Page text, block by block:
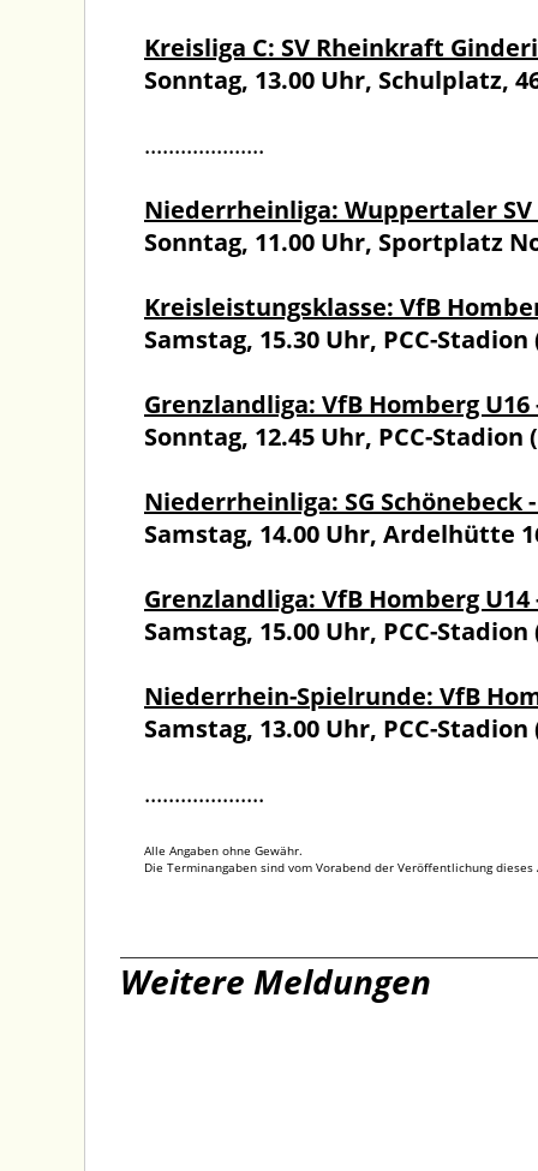
Kreisliga C: SV Rheinkraft
Sonntag, 13.00 Uhr, Schulplatz,
....................
Niederrheinliga: Wuppertaler SV
Sonntag, 11.00 Uhr, Sportplatz
Kreisleistungsklasse: VfB
Samstag, 15.30 Uhr, PCC-
Grenzlandliga: VfB Homberg
Sonntag, 12.45 Uhr, PCC-
Niederrheinliga: SG Schönebeck
Samstag, 14.00 Uhr, Ardelhütte
Grenzlandliga: VfB Homberg
Samstag, 15.00 Uhr, PCC-
Niederrhein-Spielrunde: VfB
Samstag, 13.00 Uhr, PCC-
....................
Alle Angaben ohne Gewähr.
Die Terminangaben sind vom Vorabend der Veröffentlichung dieses
Weitere Meldungen